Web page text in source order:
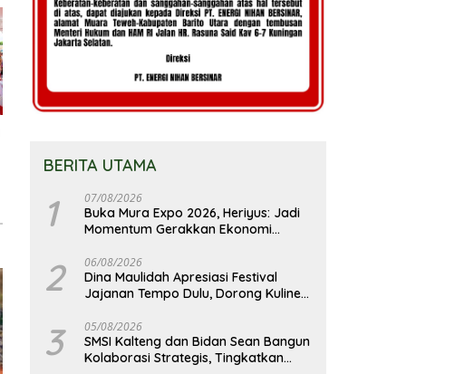
BERITA UTAMA
1 07/08/2026
Buka Mura Expo 2026, Heriyus: Jadi
Momentum Gerakkan Ekonomi
2 06/08/2026
Dina Maulidah Apresiasi Festival
Jajanan Tempo Dulu, Dorong Kuliner
3 05/08/2026
SMSI Kalteng dan Bidan Sean Bangun
Kolaborasi Strategis, Tingkatkan